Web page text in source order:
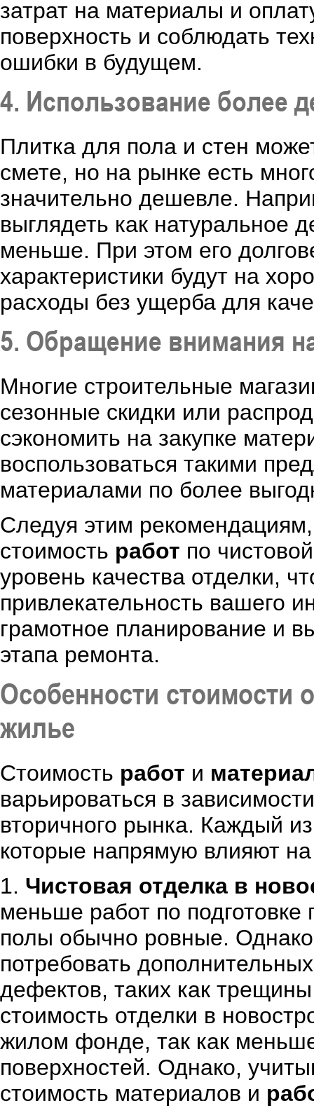
затрат на материалы и
поверхность и соблюдать
ошибки в будущем.
4. Использование более
Плитка для пола и стен
смете, но на рынке есть
значительно дешевле.
выглядеть как натуральное
меньше. При этом его
характеристики будут на
расходы без ущерба для
5. Обращение внимания
Многие строительные
сезонные скидки или
сэкономить на закупке
воспользоваться такими
материалами по более
Следуя этим
стоимость работ по
уровень качества отделки,
привлекательность вашего
грамотное планирование и
этапа ремонта.
Особенности стоимости
жилье
Стоимость работ и
варьироваться в
вторичного рынка. Каждый
которые напрямую влияют
1. Чистовая отделка в
меньше работ по подготовке
полы обычно ровные.
потребовать
дефектов, таких как
стоимость отделки в
жилом фонде, так как
поверхностей. Однако,
стоимость материалов и